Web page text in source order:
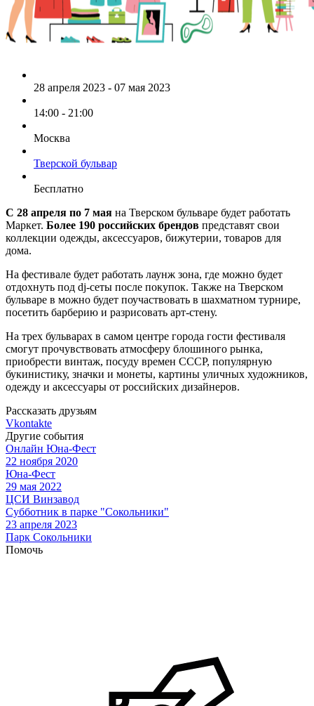
28 апреля 2023 - 07 мая 2023
14:00 - 21:00
Москва
Тверской бульвар
Бесплатно
С 28 апреля по 7 мая на Тверском бульваре будет работать
Маркет. Более 190 российских брендов представят свои
коллекции одежды, аксессуаров, бижутерии, товаров для
дома.
На фестивале будет работать лаунж зона, где можно будет
отдохнуть под dj-сеты после покупок. Также на Тверском
бульваре в можно будет поучаствовать в шахматном турнире,
посетить барберию и разрисовать арт-стену.
На трех бульварах в самом центре города гости фестиваля
смогут прочувствовать атмосферу блошиного рынка,
приобрести винтаж, посуду времен СССР, популярную
букинистику, значки и монеты, картины уличных художников,
одежду и аксессуары от российских дизайнеров.
Рассказать друзьям
Vkontakte
Другие события
Онлайн Юна-Фест
22 ноября 2020
Юна-Фест
29 мая 2022
ЦСИ Винзавод
Субботник в парке "Сокольники"
23 апреля 2023
Парк Сокольники
Помочь